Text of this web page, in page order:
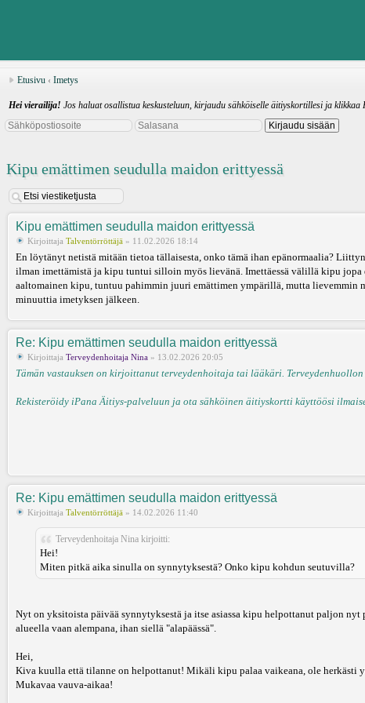
Etusivu ‹ Imetys
Hei vierailija! Jos haluat osallistua keskusteluun, kirjaudu sähköiselle äitiyskortillesi ja klikkaa
Kipu emättimen seudulla maidon erittyessä
Kipu emättimen seudulla maidon erittyessä
Kirjoittaja Talventörröttäjä » 11.02.2026 18:14
En löytänyt netistä mitään tietoa tällaisesta, onko tämä ihan epänormaalia?
ilman imettämistä ja kipu tuntui silloin myös lievänä. Imettäessä välillä kipu
aaltomainen kipu, tuntuu pahimmin juuri emättimen ympärillä, mutta
minuuttia imetyksen jälkeen.
Re: Kipu emättimen seudulla maidon erittyessä
Kirjoittaja Terveydenhoitaja Nina » 13.02.2026 20:05
Tämän vastauksen on kirjoittanut terveydenhoitaja tai lääkäri.
Rekisteröidy iPana Äitiys-palveluun ja ota sähköinen äitiyskortti käyttöösi
Re: Kipu emättimen seudulla maidon erittyessä
Kirjoittaja Talventörröttäjä » 14.02.2026 11:40
Terveydenhoitaja Nina kirjoitti:
Hei!
Miten pitkä aika sinulla on synnytyksestä? Onko kipu kohdun seutuvilla?
Nyt on yksitoista päivää synnytyksestä ja itse asiassa kipu helpottanut paljon
alueella vaan alempana, ihan siellä "alapäässä".
Hei,
Kiva kuulla että tilanne on helpottanut! Mikäli kipu palaa vaikeana, ole herkästi
Mukavaa vauva-aikaa!